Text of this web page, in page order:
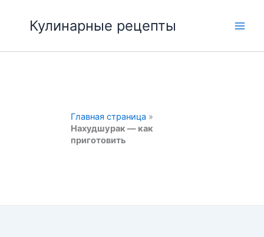
содержимому
Кулинарные рецепты
Главная страница »
Нахудшурак — как
приготовить